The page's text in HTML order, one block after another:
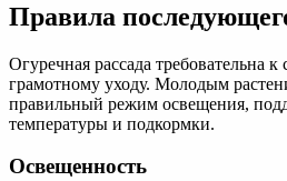
Правила
Огуречная рассада требовательна
грамотному уходу. Молодым
правильный режим освещения,
температуры и подкормки.
Освещенность